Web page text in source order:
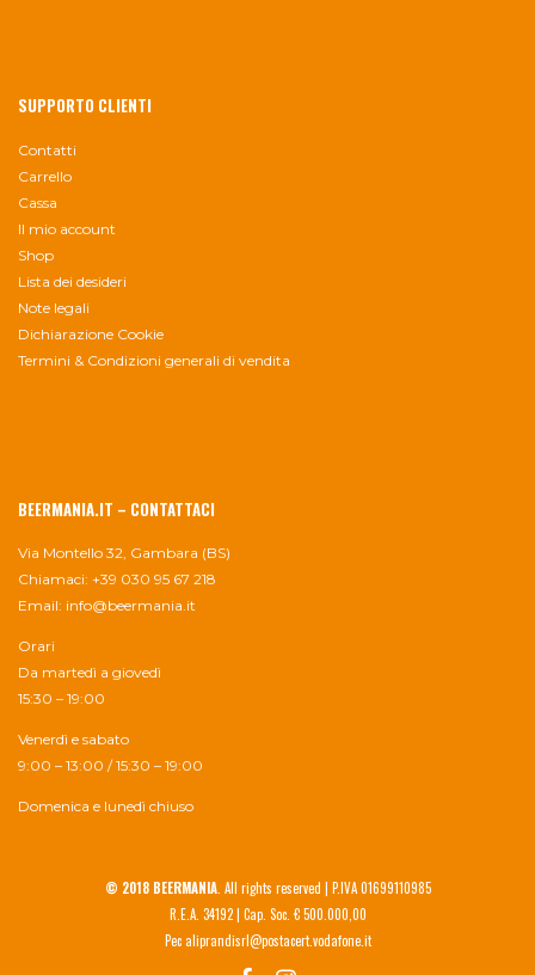
SUPPORTO CLIENTI
Contatti
Carrello
Cassa
Il mio account
Shop
Lista dei desideri
Note legali
Dichiarazione Cookie
Termini & Condizioni generali di vendita
BEERMANIA.IT – CONTATTACI
Via Montello 32, Gambara (BS)
Chiamaci: +39 030 95 67 218
Email: info@beermania.it
Orari
Da martedì a giovedì
15:30 – 19:00
Venerdì e sabato
9:00 – 13:00 / 15:30 – 19:00
Domenica e lunedì chiuso
© 2018 BEERMANIA. All rights reserved | P.IVA 01699110985
R.E.A. 34192 | Cap. Soc. € 500.000,00
Pec aliprandisrl@postacert.vodafone.it